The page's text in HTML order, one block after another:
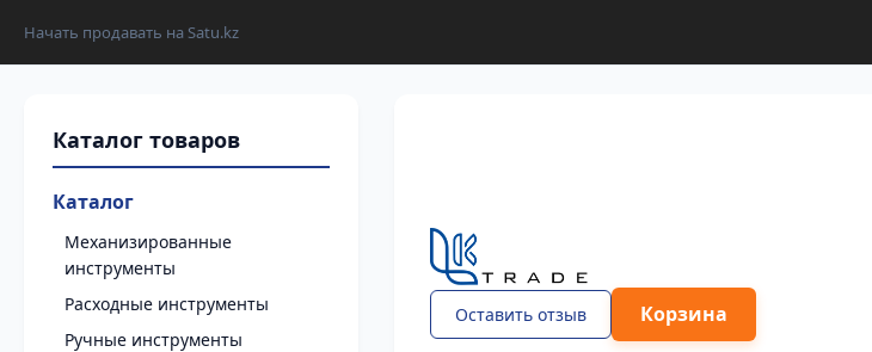
Начать продавать на Satu.kz
Каталог
Механизированные
инструменты
Расходные инструменты
Ручные инструменты
Оставить отзыв Корзина